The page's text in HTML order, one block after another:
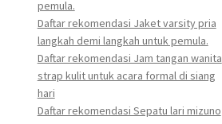
pemula.
Daftar rekomendasi Jaket varsity pria
langkah demi langkah untuk pemula.
Daftar rekomendasi Jam tangan wanita
strap kulit untuk acara formal di siang
hari
Daftar rekomendasi Sepatu lari mizuno